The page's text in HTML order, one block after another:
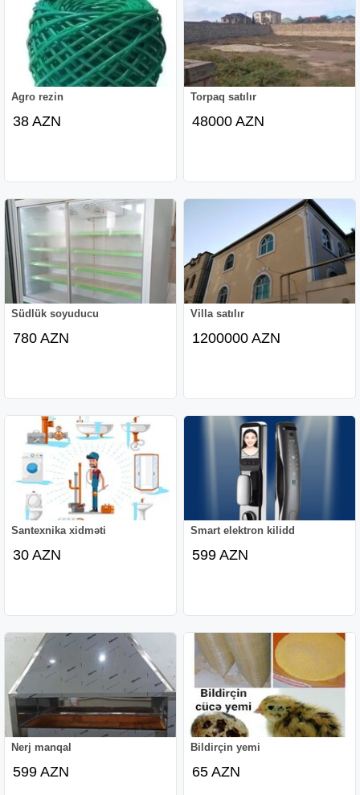
Agro rezin
38 AZN
Torpaq satılır
48000 AZN
Südlük soyuducu
780 AZN
Villa satılır
1200000 AZN
Santexnika xidməti
30 AZN
Smart elektron kilidd
599 AZN
Nerj manqal
599 AZN
Bildirçin yemi
65 AZN